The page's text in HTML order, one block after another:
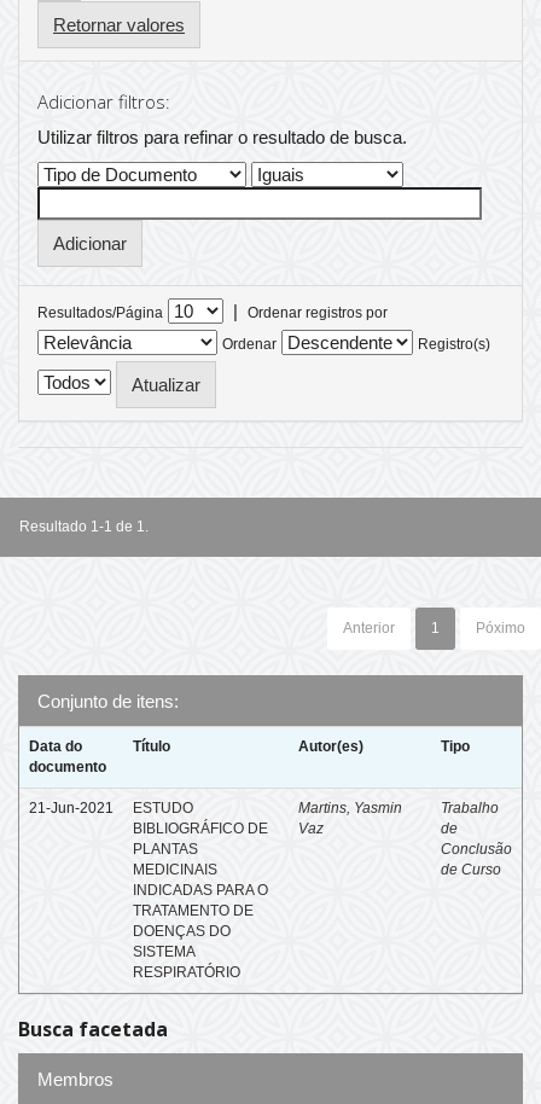
Retornar valores
Adicionar filtros:
Utilizar filtros para refinar o resultado de busca.
Resultados/Página |
Ordenar registros por
Ordenar
Registro(s)
Resultado 1-1 de 1.
Anterior 1 Póximo
Conjunto de itens:
Data do
documento
Título Autor(es) Tipo
21-Jun-2021
ESTUDO
BIBLIOGRÁFICO DE
PLANTAS
MEDICINAIS
INDICADAS PARA O
TRATAMENTO DE
DOENÇAS DO
SISTEMA
RESPIRATÓRIO
Martins, Yasmin
Vaz
Trabalho
de
Conclusão
de Curso
Busca facetada
Membros